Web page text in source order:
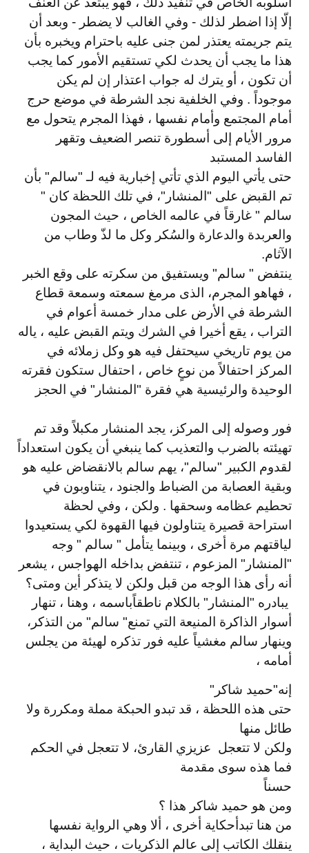
إلّا إذا اضطر لذلك - وفي الغالب لا يضطر - وبعد أن
يتم جريمته يعتذر لمن جنى عليه باحترام ويخبره بأن
هذا ما يجب أن يحدث لكي تستقيم الأمور كما يجب
أن تكون ، أو يترك له جواب اعتذار إن لم يكن
موجوداً . وفي الخلفية نجد الشرطة في موضع حرج
أمام المجتمع وأمام نفسها ، فهذا المجرم يتحول مع
مرور الأيام إلى أسطورة تنصر الضعيف وتقهر
الفاسد المستبد
حتى يأتي اليوم الذي تأتي إخبارية فيه لـ "سالم" بأن
تم القبض على "المنشار"، في تلك اللحظة كان "
سالم " غارقاً في عالمه الخاص ، حيث المجون
والعربدة والدعارة والسُكر وكل ما لذّ وطاب من
الآثام.
ينتفض " سالم" ويستفيق من سكرته على وقع الخبر
، فهاهو المجرم، الذى مرمغ سمعته وسمعة قطاع
الشرطة في الأرض على مدار خمسة أعوام في
التراب ، يقع أخيرا في الشرك ويتم القبض عليه ، ياله
من يوم تاريخي سيحتفل فيه هو وكل زملائه في
المركز احتفالاً من نوعٍ خاص ، احتفال ستكون فقرته
الوحيدة والرئيسية هي فقرة "المنشار" في الحجز
فور وصوله إلى المركز، يجد المنشار مكبلاً وقد تم
تهيئته بالضرب والتعذيب كما ينبغي أن يكون استعداداً
لقدوم الكبير "سالم"، يهم سالم بالانقضاض عليه هو
وبقية العصابة من الضباط والجنود ، يتناوبون في
تحطيم عظامه وسحقها . ولكن ، وفي لحظة
استراحة قصيرة يتناولون فيها القهوة لكي يستعيدوا
لياقتهم مرة أخرى ، وبينما يتأمل " سالم " وجه
"المنشار" المزعوم ، تنتفض بداخله الهواجس ، يشعر
أنه رأى هذا الوجه من قبل ولكن لا يتذكر أين ومتى؟
يبادره "المنشار" بالكلام ناطقاًباسمه ، وهنا ، تنهار
أسوار الذاكرة المنيعة التي تمنع" سالم" من التذكر ،
وينهار سالم مغشياً عليه فور تذكره لهيئة من يجلس
أمامه ،
إنه"حميد شاكر"
حتى هذه اللحظة ، قد تبدو الحبكة مملة ومكررة ولا
طائل منها
ولكن لا تتعجل عزيزي القارئ، لا تتعجل في الحكم
فما هذه سوى مقدمة
حسناً
ومن هو حميد شاكر هذا ؟
من هنا تبدأ حكاية أخرى ، ألا وهي الرواية نفسها
ينقلك الكاتب إلى عالم الذكريات ، حيث البداية ،